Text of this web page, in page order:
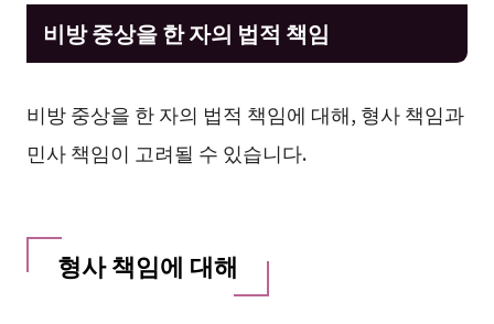
비방 중상을 한 자의 법적 책임
비방 중상을 한 자의 법적 책임에 대해, 형사 책임과
민사 책임이 고려될 수 있습니다.
형사 책임에 대해